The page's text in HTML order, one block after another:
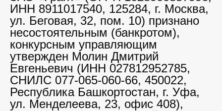
ИНН 8911017540, 125284, г. Москва,
ул. Беговая, 32, пом. 10) признано
несостоятельным (банкротом),
конкурсным управляющим
утвержден Молин Дмитрий
Евгеньевич (ИНН 027812952785,
СНИЛС 077-065-060-66, 450022,
Республика Башкортостан, г. Уфа,
ул. Менделеева, 23, офис 408),